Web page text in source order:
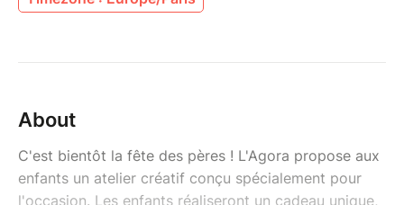
About
C'est bientôt la fête des pères ! L'Agora propose aux
enfants un atelier créatif conçu spécialement pour
l'occasion. Les enfants réaliseront un cadeau unique,